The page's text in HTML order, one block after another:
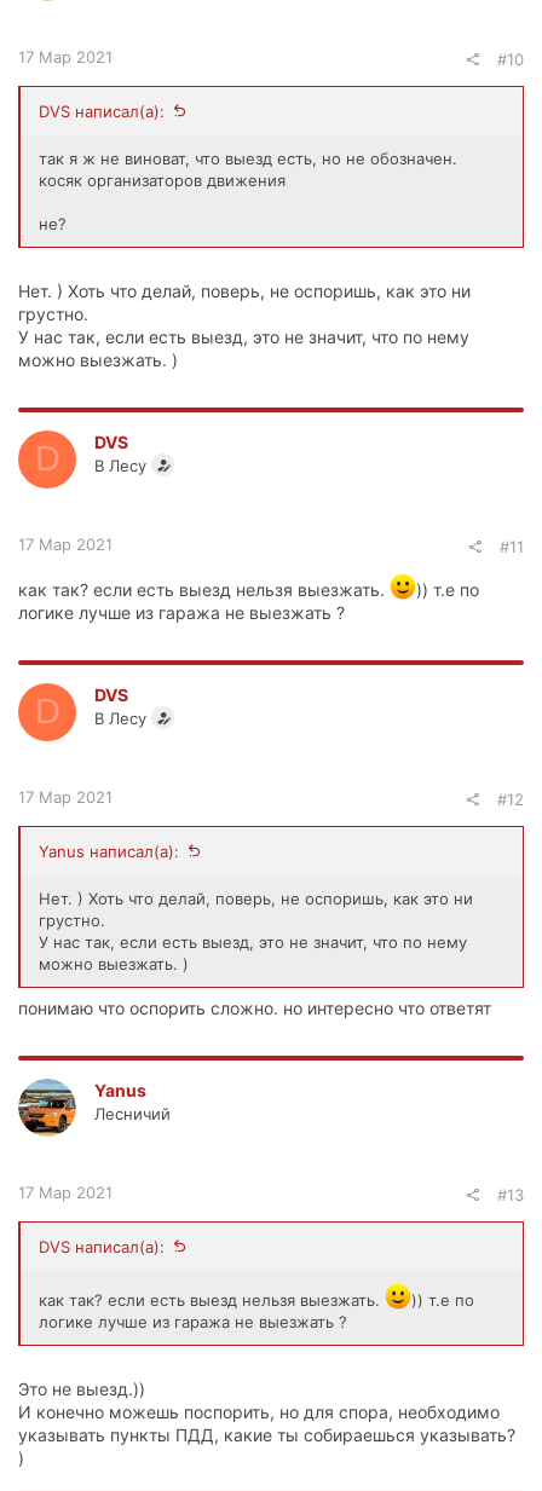
17 Мар 2021 #10
DVS написал(а):
так я ж не виноват, что выезд есть, но не обозначен.
косяк организаторов движения
не?
Нет. ) Хоть что делай, поверь, не оспоришь, как это ни
грустно.
У нас так, если есть выезд, это не значит, что по нему
можно выезжать. )
D DVS
В Лесу
17 Мар 2021 #11
как так? если есть выезд нельзя выезжать.
)) т.е по
логике лучше из гаража не выезжать ?
D DVS
В Лесу
17 Мар 2021 #12
Yanus написал(а):
Нет. ) Хоть что делай, поверь, не оспоришь, как это ни
грустно.
У нас так, если есть выезд, это не значит, что по нему
можно выезжать. )
понимаю что оспорить сложно. но интересно что ответят
Yanus
Лесничий
17 Мар 2021 #13
DVS написал(а):
как так? если есть выезд нельзя выезжать.
)) т.е по
логике лучше из гаража не выезжать ?
Это не выезд.))
И конечно можешь поспорить, но для спора, необходимо
указывать пункты ПДД, какие ты собираешься указывать?
)